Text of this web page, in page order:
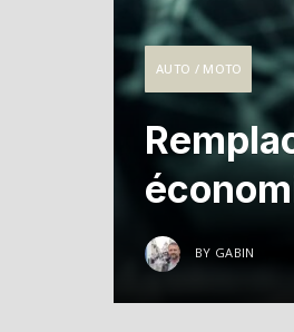
AUTO / MOTO
BY GABIN